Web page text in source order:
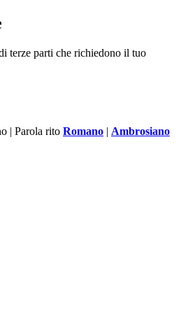
terze parti che richiedono il tuo
| Parola rito Romano | Ambrosiano